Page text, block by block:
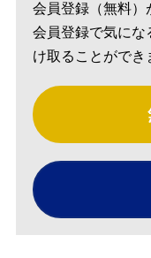
会員登録（無料）
会員登録で気にな
け取ることができ